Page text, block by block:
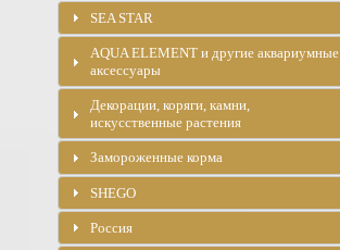
SEA STAR
AQUA ELEMENT и другие аквариумные
аксессуары
Декорации, коряги, камни,
искусственные растения
Замороженные корма
SHEGO
Россия